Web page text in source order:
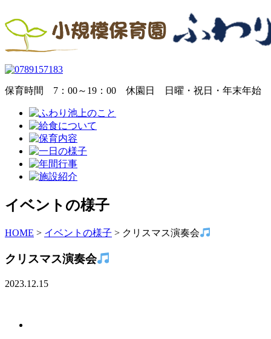
保育時間 7：00～19：00 休園日 日曜・祝日・年末年始
イベントの様子
HOME > イベントの様子 > クリスマス演奏会
クリスマス演奏会
2023.12.15